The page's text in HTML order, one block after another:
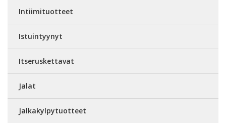
Intiimituotteet
Istuintyynyt
Itseruskettavat
Jalat
Jalkakylpytuotteet